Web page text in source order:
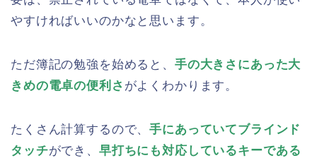
やすければいいのかなと思います。
ただ簿記の勉強を始めると、 手の大きさにあった大
きめの電卓の便利さ がよくわかります。
たくさん計算するので、手にあっていてブラインド
タッチができ、 早打ちにも対応しているキーである